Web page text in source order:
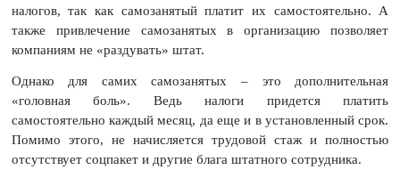
налогов, так как самозанятый платит их самостоятельно. А
также привлечение самозанятых в организацию позволяет
компаниям не «раздувать» штат.
Однако для самих самозанятых – это дополнительная
«головная боль». Ведь налоги придется платить
самостоятельно каждый месяц, да еще и в установленный срок.
Помимо этого, не начисляется трудовой стаж и полностью
отсутствует соцпакет и другие блага штатного сотрудника.